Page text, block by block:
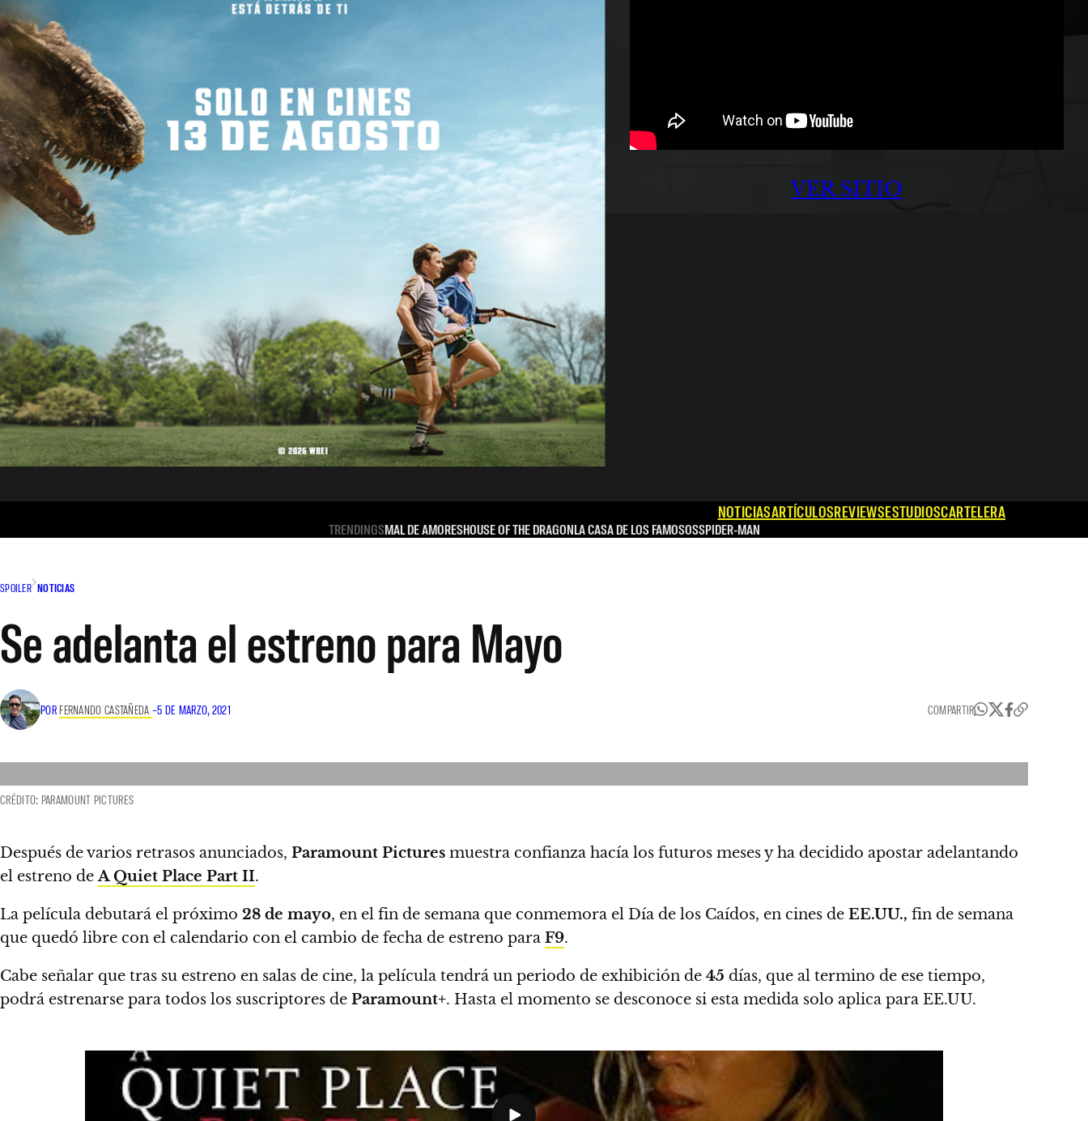
VER SITIO
NOTICIASARTÍCULOSREVIEWSESTUDIOSCARTELERA
TRENDINGSMAL DE AMORESHOUSE OF THE DRAGONLA CASA DE LOS FAMOSOSSPIDER-MAN
SPOILER NOTICIAS
Se adelanta el estreno para Mayo
POR FERNANDO CASTAÑEDA –5 DE MARZO, 2021 COMPARTIR
CRÉDITO: PARAMOUNT PICTURES
Después de varios retrasos anunciados, Paramount Pictures muestra confianza hacía los futuros meses y ha decidido apostar adelantando
el estreno deA Quiet Place Part II.
La película debutará el próximo 28 de mayo, en el fin de semana que conmemora el Día de los Caídos, en cines de EE.UU., fin de semana
que quedó libre con el calendario con el cambio de fecha de estreno para F9.
Cabe señalar que tras su estreno en salas de cine, la película tendrá un periodo de exhibición de 45 días, que al termino de ese tiempo,
podrá estrenarse para todos los suscriptores de Paramount+. Hasta el momento se desconoce si esta medida solo aplica para EE.UU.